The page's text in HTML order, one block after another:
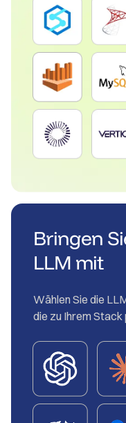
Bringen
LLM mit
Wählen Sie die
die zu Ihrem Stack